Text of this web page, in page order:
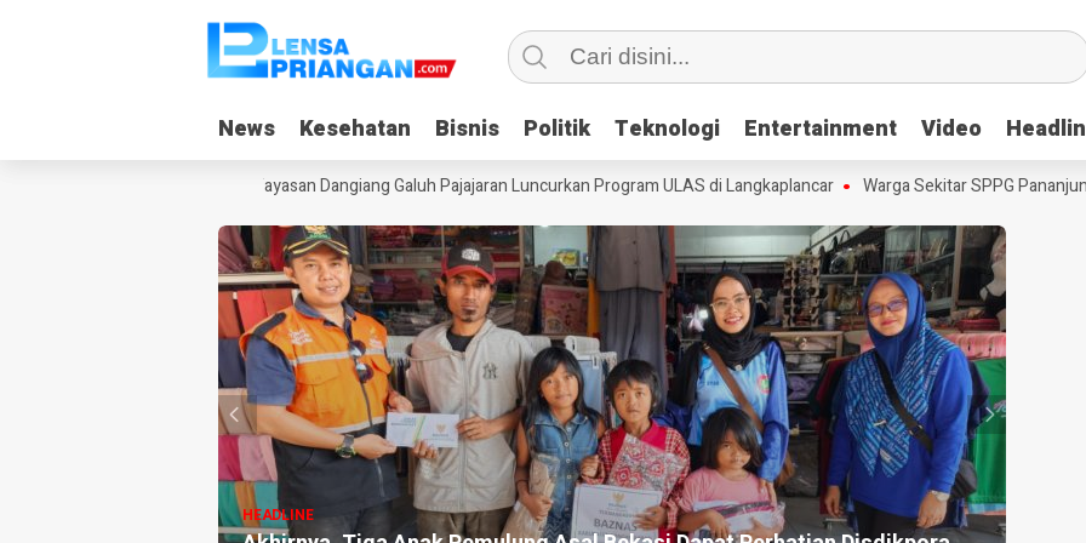
News Kesehatan Bisnis Politik Teknologi Entertainment Video
News Kesehatan Bisnis Politik Teknologi Entertainment Video
Gadget Saat Liburan, Yayasan Dangiang Galuh Pajajaran Luncurkan Program ULAS di Langkaplancar Warga Sekitar SPPG Pananjung
HEADLINE